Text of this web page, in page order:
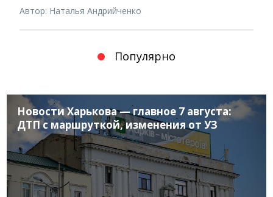
Автор: Наталья Андрийченко
Популярно
Новости Харькова — главное 7 августа:
ДТП с маршруткой, изменения от УЗ